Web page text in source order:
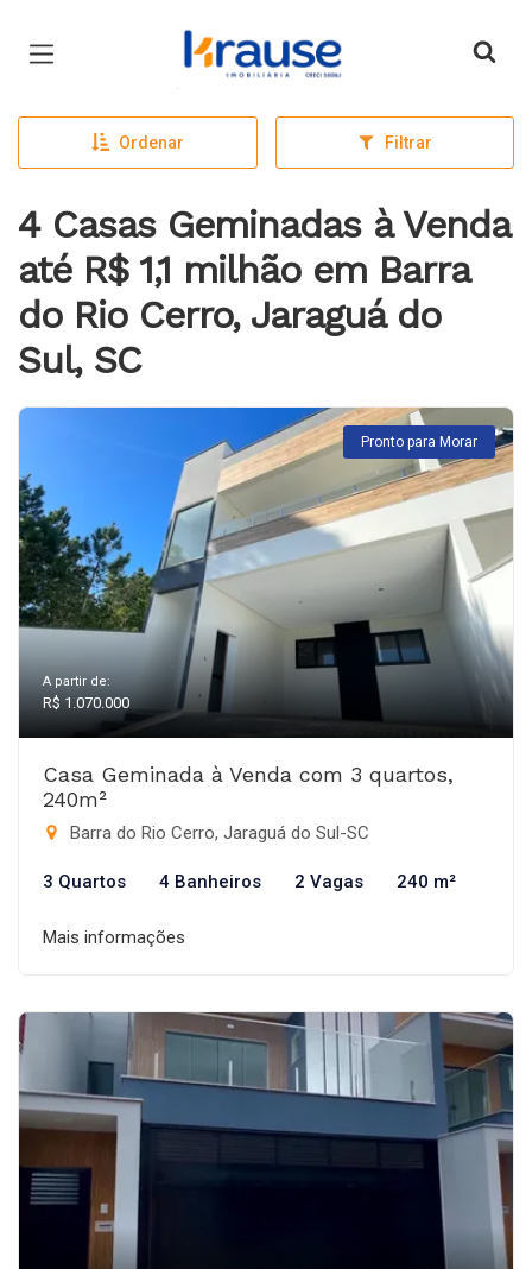
Página inicial
Ordenar Filtrar
4 Casas Geminadas à Venda
até R$ 1,1 milhão em Barra
do Rio Cerro, Jaraguá do
Sul, SC
Pronto para Morar
A partir de:
R$ 1.070.000
Casa Geminada à Venda com 3 quartos,
240m²
Barra do Rio Cerro, Jaraguá do Sul-SC
3 Quartos 4 Banheiros 2 Vagas 240 m²
Mais informações